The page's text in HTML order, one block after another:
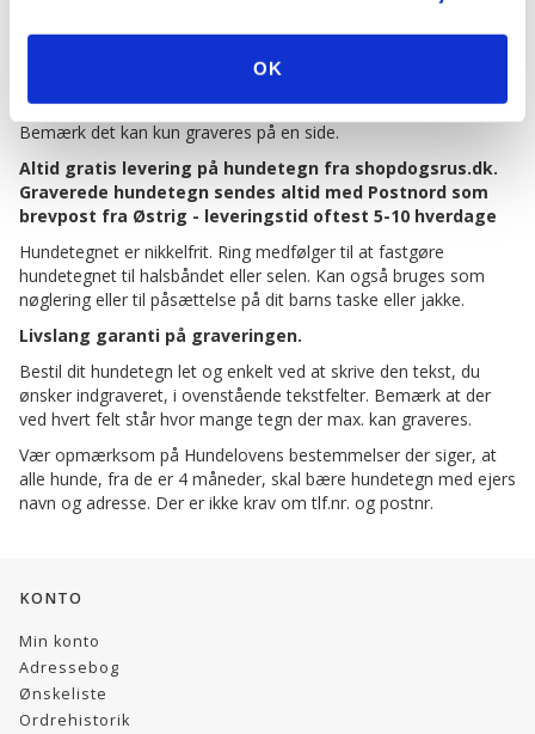
OK
Emalje hundetegn fra Red Dingo kan leveres altid graveret.
Bemærk det kan kun graveres på en side.
Altid gratis levering på hundetegn fra shopdogsrus.dk.
Graverede hundetegn sendes altid med Postnord som
brevpost fra Østrig - leveringstid oftest 5-10 hverdage
Hundetegnet er nikkelfrit. Ring medfølger til at fastgøre
hundetegnet til halsbåndet eller selen. Kan også bruges som
nøglering eller til påsættelse på dit barns taske eller jakke.
Livslang garanti på graveringen.
Bestil dit hundetegn let og enkelt ved at skrive den tekst, du
ønsker indgraveret, i ovenstående tekstfelter. Bemærk at der
ved hvert felt står hvor mange tegn der max. kan graveres.
Vær opmærksom på Hundelovens bestemmelser der siger, at
alle hunde, fra de er 4 måneder, skal bære hundetegn med ejers
navn og adresse. Der er ikke krav om tlf.nr. og postnr.
KONTO
Min konto
Adressebog
Ønskeliste
Ordrehistorik